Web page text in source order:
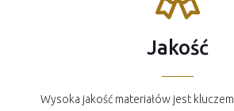
Jakość
Wysoka jakość materiałów jest